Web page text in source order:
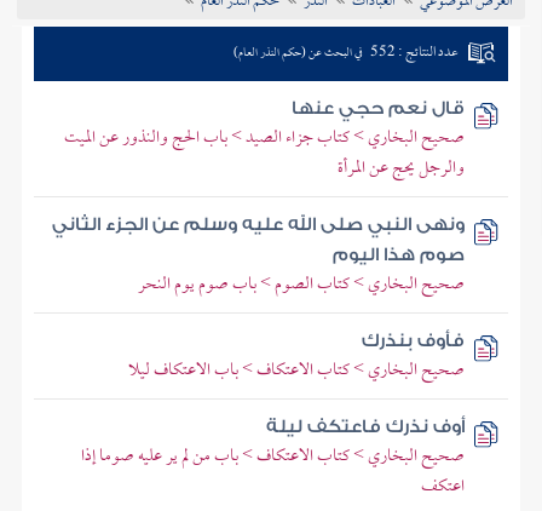
عدد النتائج : 552 في البحث عن (حكم النذر العام)
قال نعم حجي عنها
صحيح البخاري > كتاب جزاء الصيد > باب الحج والنذور عن الميت
والرجل يحج عن المرأة
ونهى النبي صلى الله عليه وسلم عن الجزء الثاني
صوم هذا اليوم
صحيح البخاري > كتاب الصوم > باب صوم يوم النحر
فأوف بنذرك
صحيح البخاري > كتاب الاعتكاف > باب الاعتكاف ليلا
أوف نذرك فاعتكف ليلة
صحيح البخاري > كتاب الاعتكاف > باب من لم ير عليه صوما إذا
اعتكف